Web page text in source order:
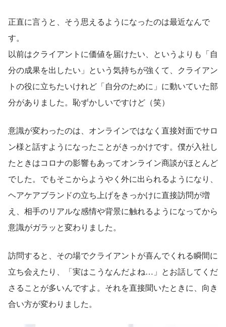
正直に言うと、そう思えるようになったのは最近なんで
す。
以前はクライアントに価値を届けたい、というよりも「自
分の成果を出したい」という気持ちが強くて、クライアン
トの役に立ちたいけれど「自分のために」に動いていた部
分がありました。恥ずかしいですけど（笑）
意識が変わったのは、オンラインではなく直接対面でサロ
ン様と話すようになったことがきっかけです。僕が入社し
たときはコロナの影響もあってオンライン商談がほとんど
でした。でもそこからようやく外に出られるようになり、
ヘアケアブランドの立ち上げをきっかけに直接訪問が増
え、相手のリアルな感情や背景に触れるようになってから
意識がガラッと変わりました。
訪問すると、その場でクライアントが喜んでくれる瞬間に
立ち会えたり、「実はこうなんだよね…」とお話してくだ
さることが多いんですよ。それを直接聞いたときに、向き
合い方が変わりました。